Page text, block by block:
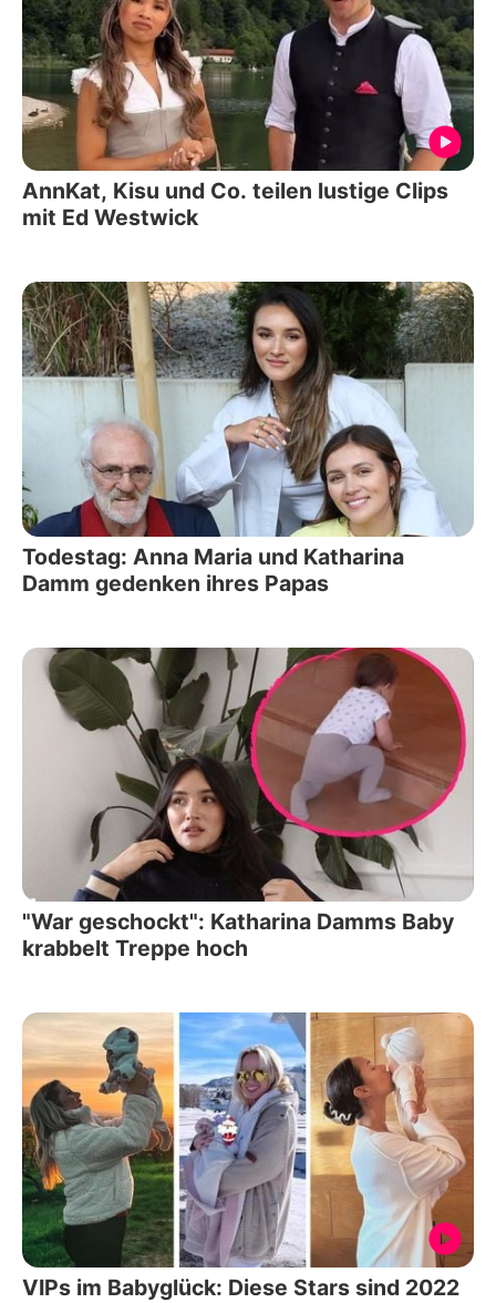
AnnKat, Kisu und Co. teilen lustige Clips
mit Ed Westwick
Todestag: Anna Maria und Katharina
Damm gedenken ihres Papas
"War geschockt": Katharina Damms Baby
krabbelt Treppe hoch
VIPs im Babyglück: Diese Stars sind 2022